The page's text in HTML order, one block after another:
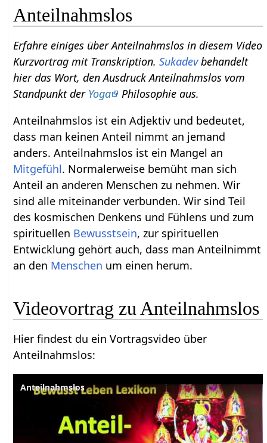
Anteilnahmslos
Erfahre einiges über Anteilnahmslos in diesem Video
Kurzvortrag mit Transkription.Sukadevbehandelt
hier das Wort, den Ausdruck Anteilnahmslos vom
Standpunkt der Yoga
Philosophie aus.
Anteilnahmslos ist ein Adjektiv und bedeutet,
dass man keinen Anteil nimmt an jemand
anders. Anteilnahmslos ist ein Mangel an
Mitgefühl. Normalerweise bemüht man sich
Anteil an anderen Menschen zu nehmen. Wir
sind alle miteinander verbunden. Wir sind Teil
des kosmischen Denkens und Fühlens und zum
spirituellen Bewusstsein, zur spirituellen
Entwicklung gehört auch, dass man Anteilnimmt
an den Menschen um einen herum.
Hier findest du ein Vortragsvideo über
Anteilnahmslos‏‎:
Anteilnahmslos